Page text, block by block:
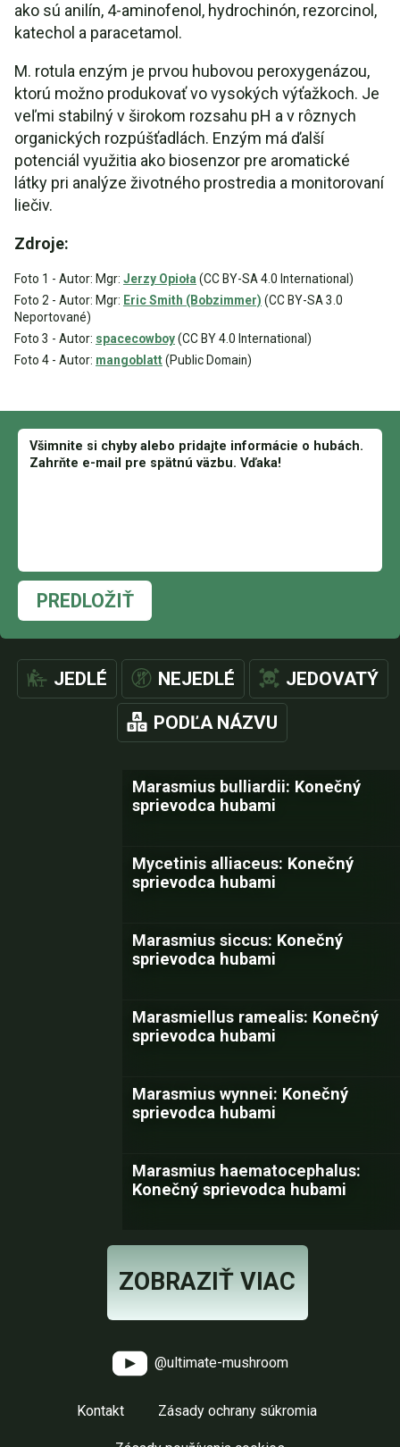
ako sú anilín, 4-aminofenol, hydrochinón, rezorcinol,
katechol a paracetamol.
M. rotula enzým je prvou hubovou peroxygenázou,
ktorú možno produkovať vo vysokých výťažkoch. Je
veľmi stabilný v širokom rozsahu pH a v rôznych
organických rozpúšťadlách. Enzým má ďalší
potenciál využitia ako biosenzor pre aromatické
látky pri analýze životného prostredia a monitorovaní
liečiv.
Zdroje:
Foto 1 - Autor: Mgr: Jerzy Opioła (CC BY-SA 4.0 International)
Foto 2 - Autor: Mgr: Eric Smith (Bobzimmer) (CC BY-SA 3.0
Neportované)
Foto 3 - Autor: spacecowboy(CC BY 4.0 International)
Foto 4 - Autor: mangoblatt(Public Domain)
PREDLOŽIŤ
JEDLÉ NEJEDLÉ JEDOVATÝ
PODĽA NÁZVU
Marasmius bulliardii: Konečný
sprievodca hubami
Mycetinis alliaceus: Konečný
sprievodca hubami
Marasmius siccus: Konečný
sprievodca hubami
Marasmiellus ramealis: Konečný
sprievodca hubami
Marasmius wynnei: Konečný
sprievodca hubami
Marasmius haematocephalus:
Konečný sprievodca hubami
ZOBRAZIŤ VIAC
@ultimate-mushroom
Kontakt Zásady ochrany súkromia